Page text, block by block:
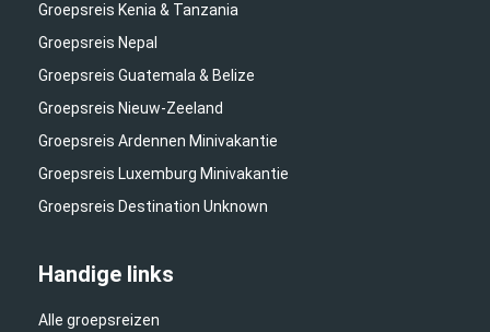
Groepsreis Kenia & Tanzania
Groepsreis Nepal
Groepsreis Guatemala & Belize
Groepsreis Nieuw-Zeeland
Groepsreis Ardennen Minivakantie
Groepsreis Luxemburg Minivakantie
Groepsreis Destination Unknown
Handige links
Alle groepsreizen